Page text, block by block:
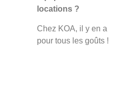
locations ?
Chez KOA, il y en a
pour tous les goûts !